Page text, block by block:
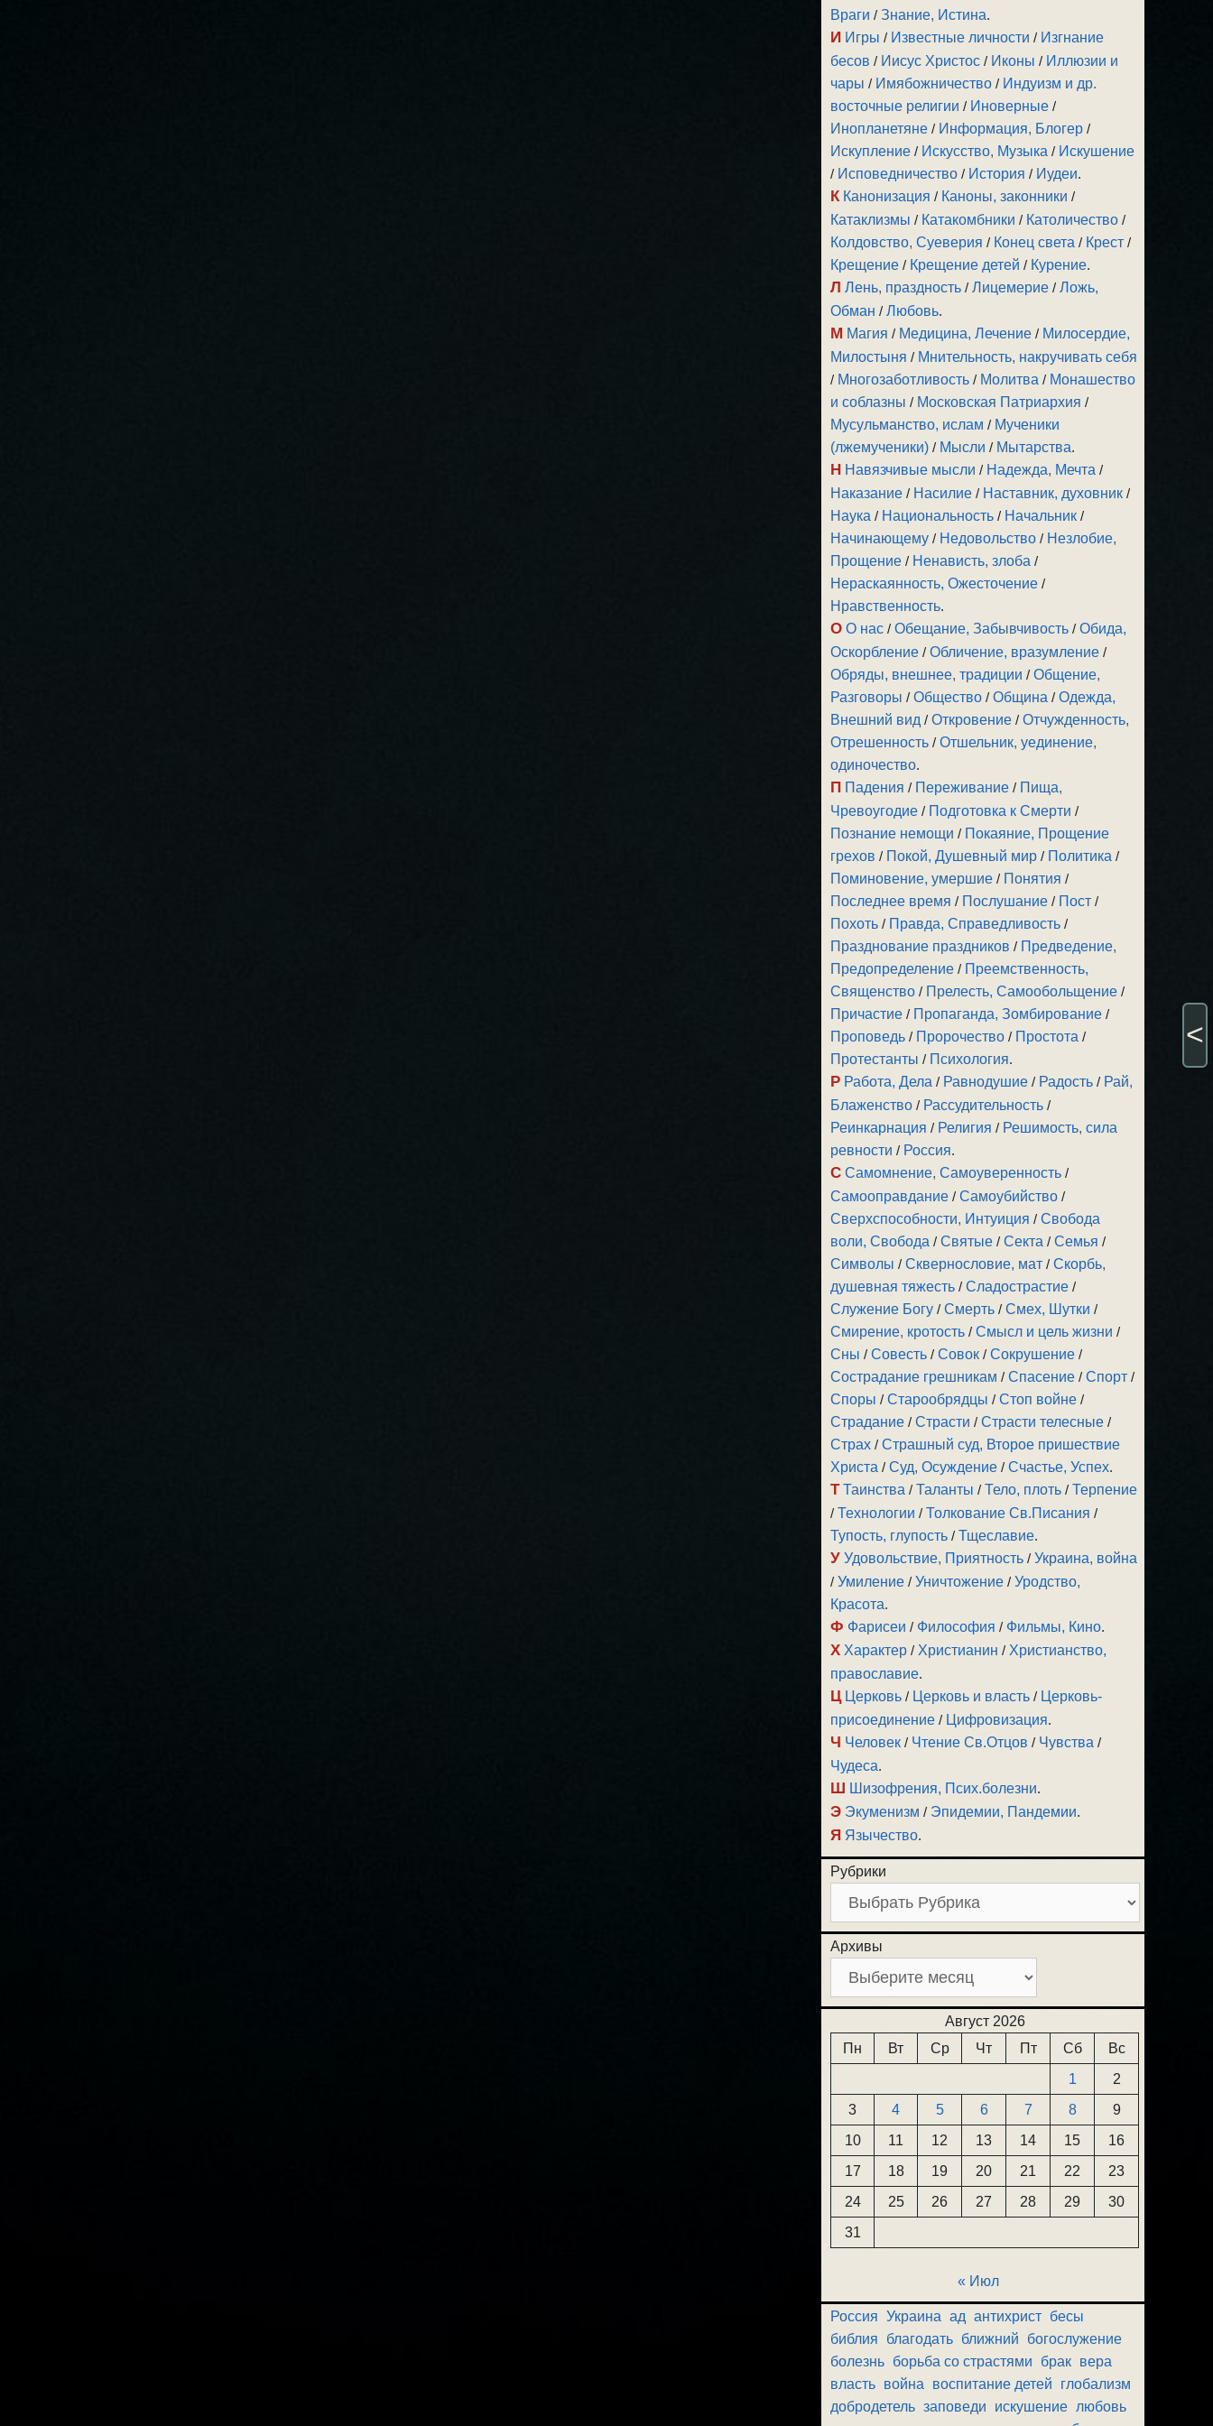
Враги /Знание, Истина.
И Игры / Известные личности / Изгнание
бесов / Иисус Христос / Иконы / Иллюзии и
чары / Имябожничество / Индуизм и др.
восточные религии / Иноверные /
Инопланетяне / Информация, Блогер /
Искупление / Искусство, Музыка / Искушение
/ Исповедничество / История / Иудеи.
К Канонизация / Каноны, законники /
Катаклизмы / Катакомбники / Католичество /
Колдовство, Суеверия / Конец света / Крест /
Крещение / Крещение детей / Курение.
Л Лень, праздность /Лицемерие /Ложь,
Обман /Любовь.
М Магия / Медицина, Лечение / Милосердие,
Милостыня / Мнительность, накручивать себя
/ Многозаботливость / Молитва / Монашество
и соблазны / Московская Патриархия /
Мусульманство, ислам / Мученики
(лжемученики) / Мысли / Мытарства.
Н Навязчивые мысли / Надежда, Мечта /
Наказание / Насилие / Наставник, духовник /
Наука / Национальность / Начальник /
Начинающему / Недовольство / Незлобие,
Прощение / Ненависть, злоба /
Нераскаянность, Ожесточение /
Нравственность.
О О нас /Обещание, Забывчивость /Обида,
Оскорбление /Обличение, вразумление /
Обряды, внешнее, традиции /Общение,
Разговоры /Общество /Община /Одежда,
Внешний вид /Откровение /Отчужденность,
Отрешенность /Отшельник, уединение,
одиночество.
П Падения / Переживание / Пища,
Чревоугодие / Подготовка к Смерти /
Познание немощи / Покаяние, Прощение
грехов / Покой, Душевный мир / Политика /
Поминовение, умершие / Понятия /
Последнее время / Послушание / Пост /
Похоть / Правда, Справедливость /
Празднование праздников / Предведение,
Предопределение / Преемственность,
Священство / Прелесть, Самообольщение /
Причастие / Пропаганда, Зомбирование /
Проповедь / Пророчество / Простота /
Протестанты / Психология.
Р Работа, Дела / Равнодушие / Радость / Рай,
Блаженство / Рассудительность /
Реинкарнация / Религия / Решимость, сила
ревности / Россия.
С Самомнение, Самоуверенность /
Самооправдание /Самоубийство /
Сверхспособности, Интуиция /Свобода
воли, Свобода /Святые /Секта /Семья /
Символы /Сквернословие, мат /Скорбь,
душевная тяжесть /Сладострастие /
Служение Богу /Смерть /Смех, Шутки /
Смирение, кротость /Смысл и цель жизни /
Сны /Совесть /Совок /Сокрушение /
Сострадание грешникам /Спасение /Спорт /
Споры /Старообрядцы /Стоп войне /
Страдание /Страсти /Страсти телесные /
Страх /Страшный суд, Второе пришествие
Христа /Суд, Осуждение /Счастье, Успех.
Т Таинства /Таланты /Тело, плоть /Терпение
/Технологии /Толкование Св.Писания /
Тупость, глупость /Тщеславие.
У Удовольствие, Приятность /Украина, война
/Умиление /Уничтожение /Уродство,
Красота.
Ф Фарисеи / Философия / Фильмы, Кино.
Х Характер / Христианин / Христианство,
православие.
Ц Церковь / Церковь и власть / Церковь-
присоединение / Цифровизация.
Ч Человек / Чтение Св.Отцов / Чувства /
Чудеса.
Ш Шизофрения, Псих.болезни.
Э Экуменизм / Эпидемии, Пандемии.
Я Язычество.
Рубрики
Архивы
Август 2026
Пн
Вт Ср Чт Пт Сб
Вс
1
2
3
4 5 6 7 8
9
10
11 12 13 14 15
16
17
18 19 20 21 22
23
24
25 26 27 28 29
30
31
« Июл
Россия Украина ад антихрист бесы
библия
благодать ближний
богослужение
болезнь борьба со страстями брак вера
власть война воспитание детей
глобализм
добродетель заповеди искушение любовь
<